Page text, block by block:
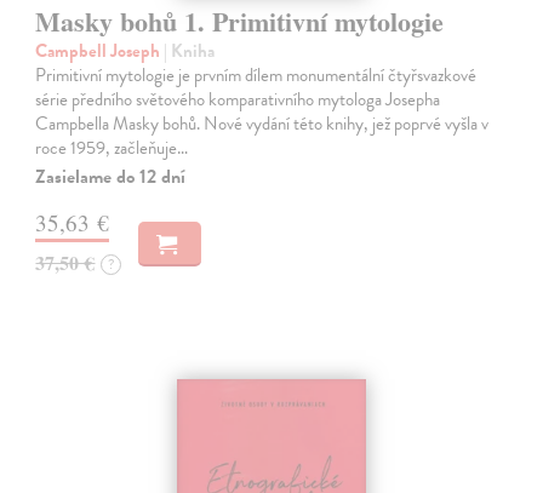
Masky bohů 1. Primitivní mytologie
Campbell Joseph | Kniha
Primitivní mytologie je prvním dílem monumentální čtyřsvazkové
série předního světového komparativního mytologa Josepha
Campbella Masky bohů. Nové vydání této knihy, jež poprvé vyšla v
roce 1959, začleňuje…
Zasielame do 12 dní
35,63 €
37,50 € ?